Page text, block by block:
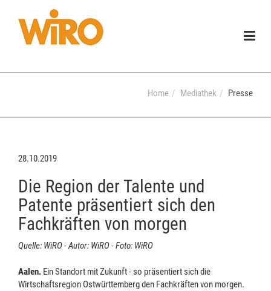
Home Mediathek Presse
28.10.2019
Die Region der Talente und
Patente präsentiert sich den
Fachkräften von morgen
Quelle: WiRO - Autor: WiRO - Foto: WiRO
Aalen. Ein Standort mit Zukunft - so präsentiert sich die
Wirtschaftsregion Ostwürttemberg den Fachkräften von morgen.